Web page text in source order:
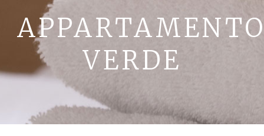
Appartamenti
L’agriturismo
La Val D’Orcia
Prenota
VERDE